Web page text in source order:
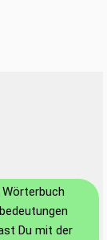
Wörterbuch
Du mit der